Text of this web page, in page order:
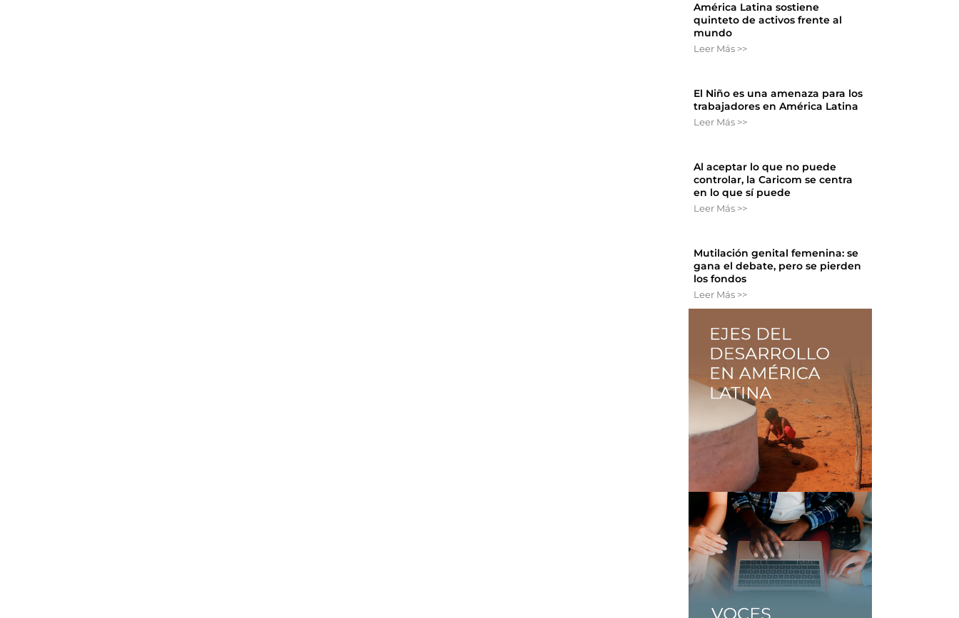
América Latina sostiene
quinteto de activos frente al
mundo
Leer Más >>
El Niño es una amenaza para los
trabajadores en América Latina
Leer Más >>
Al aceptar lo que no puede
controlar, la Caricom se centra
en lo que sí puede
Leer Más >>
Mutilación genital femenina: se
gana el debate, pero se pierden
los fondos
Leer Más >>